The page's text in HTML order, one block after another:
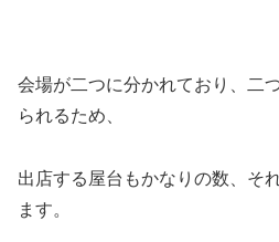
会場が二つに分かれており、二
られるため、
出店する屋台もかなりの数、そ
ます。